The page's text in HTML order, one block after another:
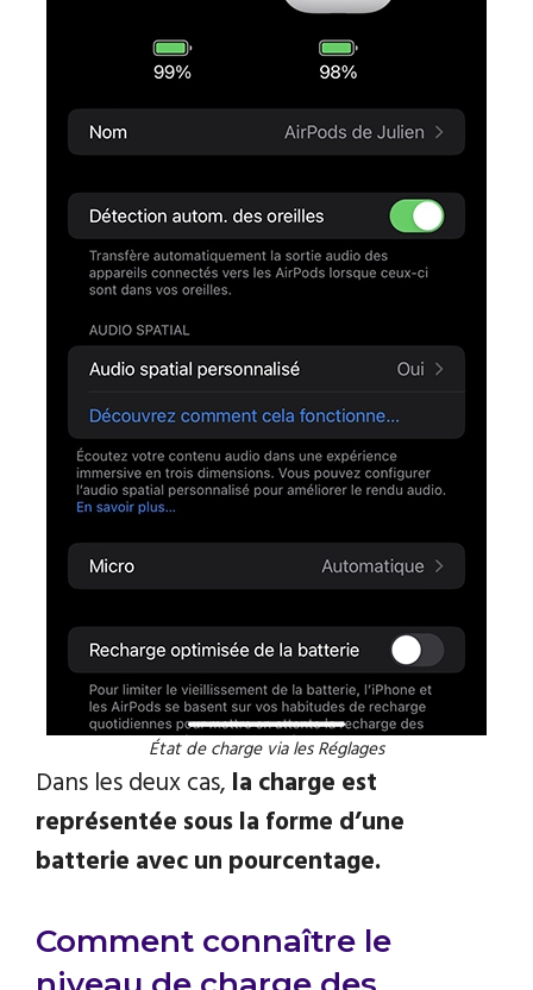
État de charge via les Réglages
Dans les deux cas, la charge est
représentée sous la forme d’une
batterie avec un pourcentage.
Comment connaître le